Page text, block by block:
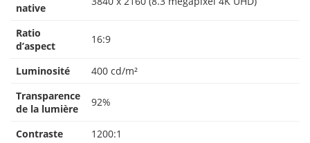
native
Ratio
d’aspect
16:9
Luminosité
400 cd/m²
Transparence
de la lumière
92%
Contraste
1200:1